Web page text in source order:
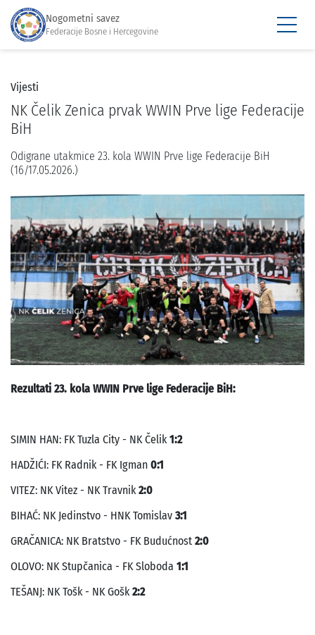
Nogometni savez
Federacije Bosne i Hercegovine
Vijesti
NK Čelik Zenica prvak WWIN Prve lige Federacije
BiH
Odigrane utakmice 23. kola WWIN Prve lige Federacije BiH
(16/17.05.2026.)
Rezultati 23. kola WWIN Prve lige Federacije BiH:
SIMIN HAN: FK Tuzla City - NK Čelik1:2
HADŽIĆI: FK Radnik - FK Igman 0:1
VITEZ: NK Vitez - NK Travnik2:0
BIHAĆ: NK Jedinstvo - HNK Tomislav 3:1
GRAČANICA: NK Bratstvo - FK Budućnost 2:0
OLOVO: NK Stupčanica - FK Sloboda 1:1
TEŠANJ: NK Tošk - NK Gošk2:2